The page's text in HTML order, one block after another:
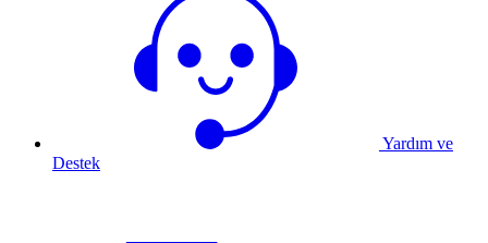
Yardım ve
Destek